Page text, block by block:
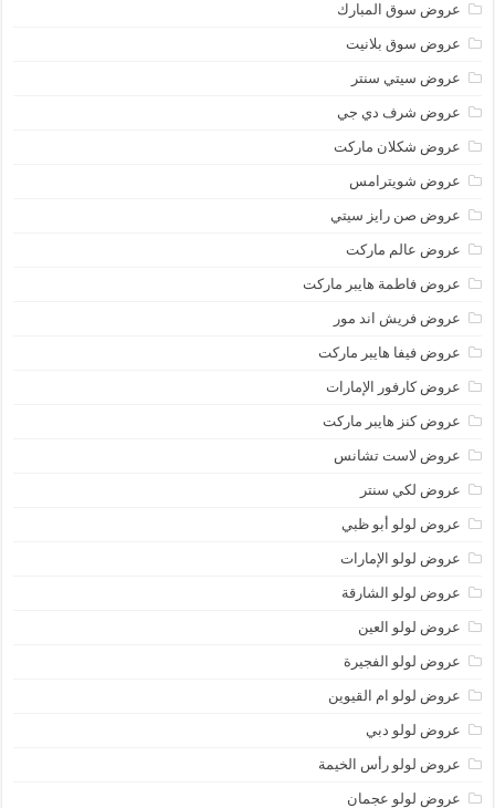
عروض سوق المبارك
عروض سوق بلانيت
عروض سيتي سنتر
عروض شرف دي جي
عروض شكلان ماركت
عروض شويترامس
عروض صن رايز سيتي
عروض عالم ماركت
عروض فاطمة هايبر ماركت
عروض فريش اند مور
عروض فيفا هايبر ماركت
عروض كارفور الإمارات
عروض كنز هايبر ماركت
عروض لاست تشانس
عروض لكي سنتر
عروض لولو أبو ظبي
عروض لولو الإمارات
عروض لولو الشارقة
عروض لولو العين
عروض لولو الفجيرة
عروض لولو ام القيوين
عروض لولو دبي
عروض لولو رأس الخيمة
عروض لولو عجمان